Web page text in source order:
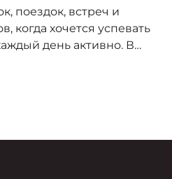
поездок, встреч и
когда хочется успевать
день активно. В